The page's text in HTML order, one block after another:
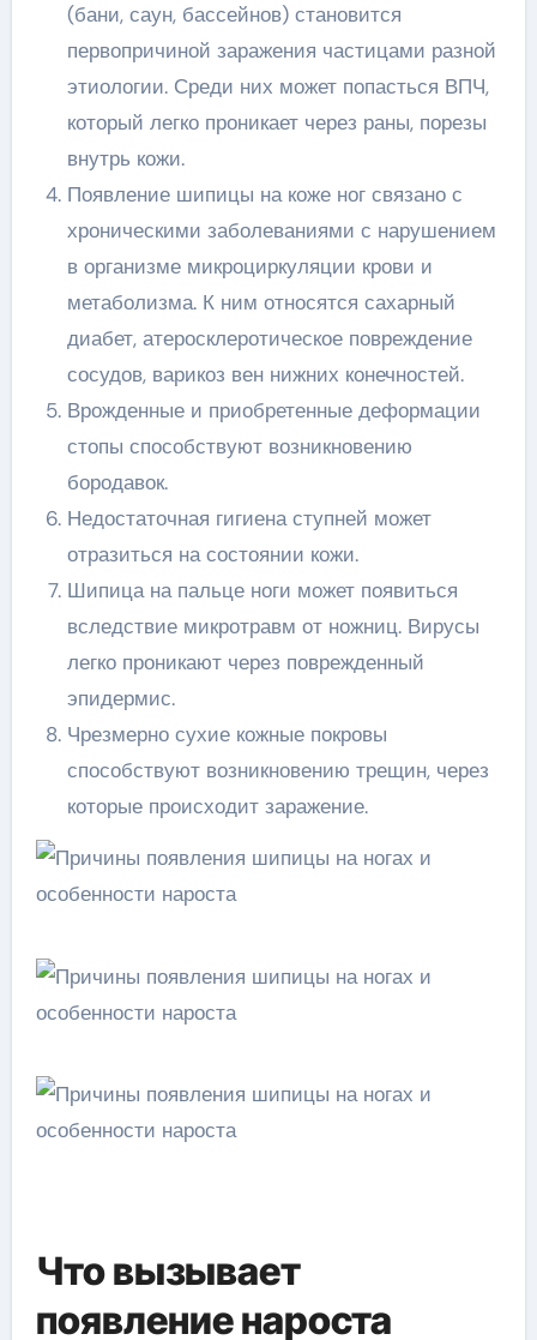
(бани, саун, бассейнов) становится
первопричиной заражения частицами разной
этиологии. Среди них может попасться ВПЧ,
который легко проникает через раны, порезы
внутрь кожи.
Появление шипицы на коже ног связано с
хроническими заболеваниями с нарушением
в организме микроциркуляции крови и
метаболизма. К ним относятся сахарный
диабет, атеросклеротическое повреждение
сосудов, варикоз вен нижних конечностей.
Врожденные и приобретенные деформации
стопы способствуют возникновению
бородавок.
Недостаточная гигиена ступней может
отразиться на состоянии кожи.
Шипица на пальце ноги может появиться
вследствие микротравм от ножниц. Вирусы
легко проникают через поврежденный
эпидермис.
Чрезмерно сухие кожные покровы
способствуют возникновению трещин, через
которые происходит заражение.
Что вызывает
появление нароста